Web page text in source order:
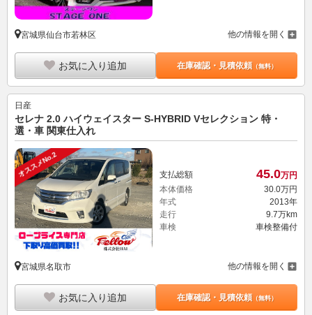
宮城県仙台市若林区 他の情報を開く
お気に入り追加 在庫確認・見積依頼（無料）
日産
セレナ 2.0 ハイウェイスター S-HYBRID Vセレクション 特・
選・車 関東仕入れ
オススメNo.2 支払総額 45.0万円
本体価格
30. 0万円
年式
2013年
走行
9.7万km
車検
車検整備付
宮城県名取市 他の情報を開く
お気に入り追加 在庫確認・見積依頼（無料）